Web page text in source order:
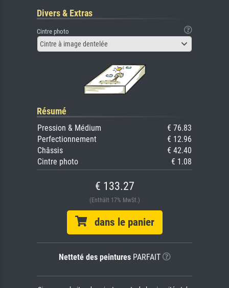
Divers & Extras
Cintre photo
Cintre à image dentelée
Résumé
Pression & Médium
€ 76.83
Perfectionnement
€ 12.96
Châssis
€ 42.40
Cintre photo
€ 1.08
€ 133.27
(Enthält 17% MwSt.)
dans le panier
Netteté des peinturesPARFAIT